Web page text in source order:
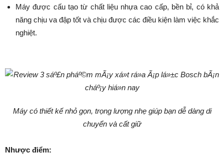
Máy được cấu tạo từ chất liệu nhựa cao cấp, bền bỉ, có khả
năng chịu va đập tốt và chịu được các điều kiện làm việc khắc
nghiệt.
Máy có thiết kế nhỏ gọn, trọng lượng nhẹ giúp bạn dễ dàng di
chuyển và cất giữ
Nhược điểm: